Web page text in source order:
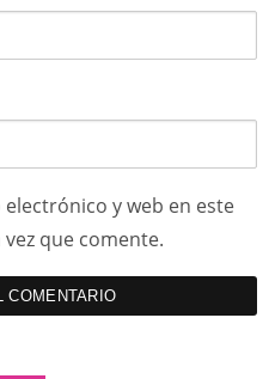
y web en este
que comente.